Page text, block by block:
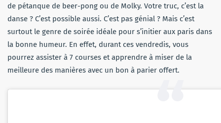
de pétanque de beer-pong ou de Molky. Votre truc, c’est la
danse ? C’est possible aussi. C’est pas génial ? Mais c’est
surtout le genre de soirée idéale pour s’initier aux paris dans
la bonne humeur. En effet, durant ces vendredis, vous
pourrez assister à 7 courses et apprendre à miser de la
meilleure des manières avec un bon à parier offert.